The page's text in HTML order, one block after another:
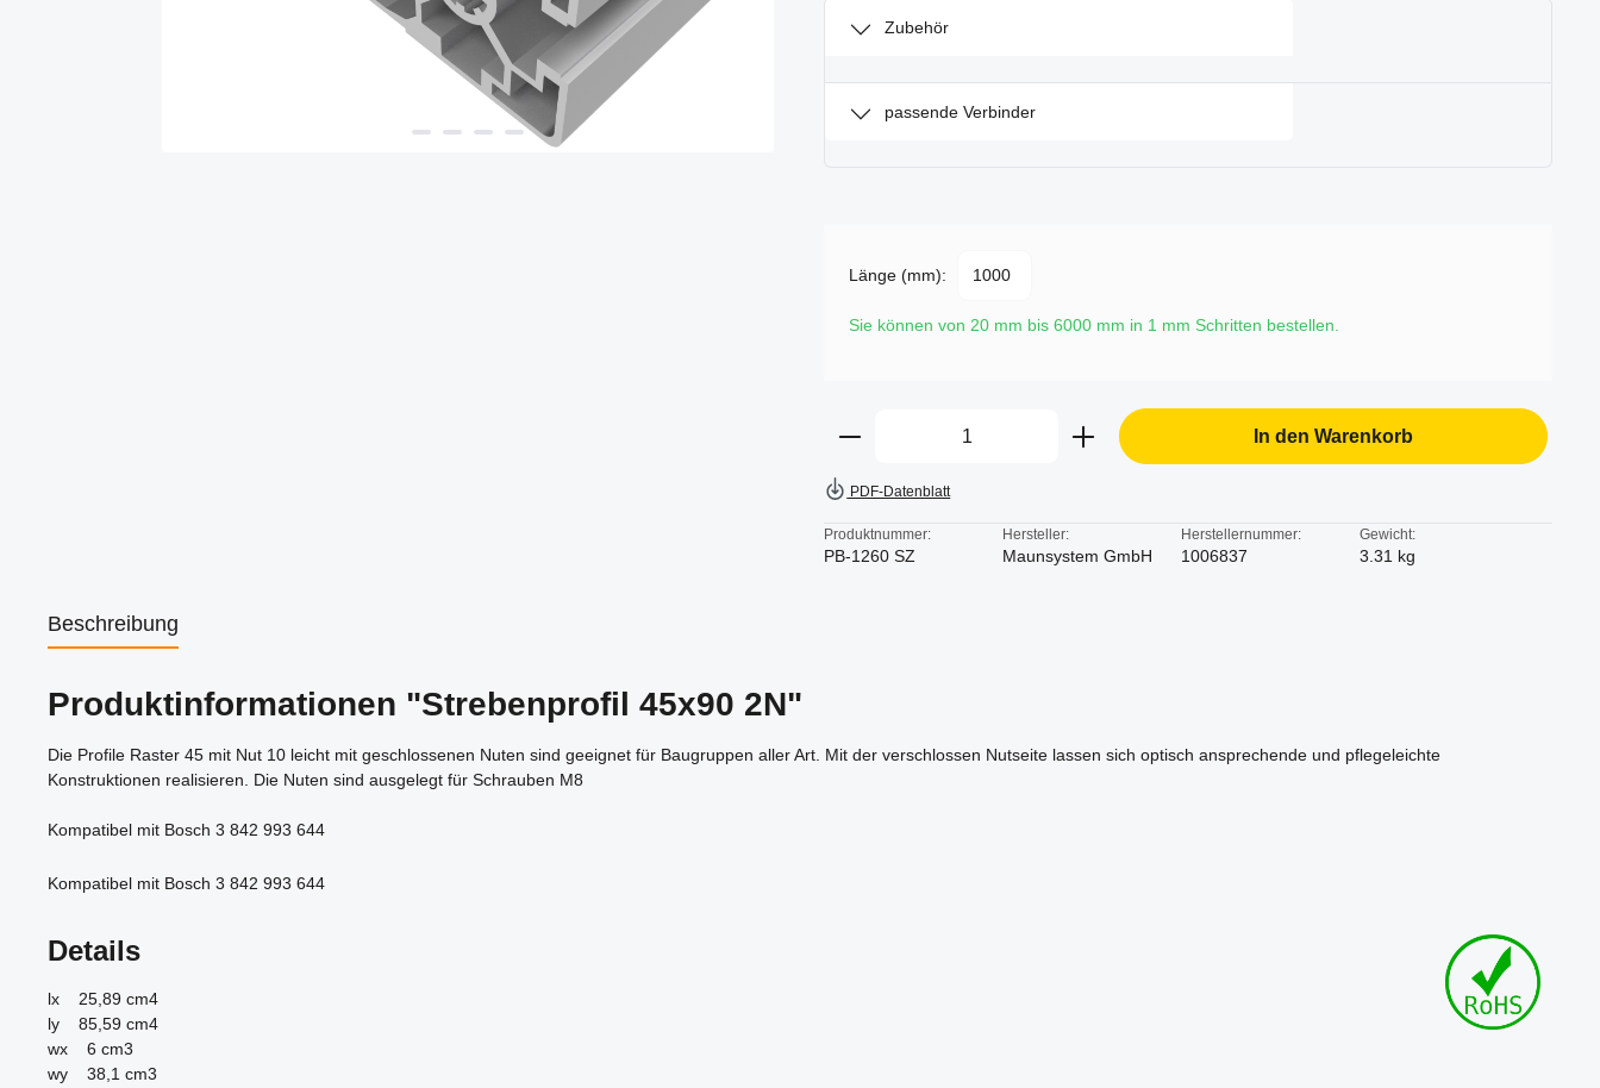
Zubehör
passende Verbinder
Länge (mm):
Sie können von 20 mm bis 6000 mm in 1 mm Schritten bestellen.
Produkt Anzahl: Gib den gewünschten Wert ein oder
In den Warenkorb
PDF-Datenblatt
Produktnummer:
PB-1260 SZ
Hersteller:
Maunsystem GmbH
Herstellernummer:
1006837
Gewicht:
3.31 kg
Beschreibung
Produktinformationen "Strebenprofil 45x90 2N"
Die Profile Raster 45 mit Nut 10 leicht mit geschlossenen Nuten sind geeignet für Baugruppen aller Art. Mit der verschlossen Nutseite lassen sich optisch ansprechende und pflegeleichte
Konstruktionen realisieren. Die Nuten sind ausgelegt für Schrauben M8
Kompatibel mit Bosch 3 842 993 644
Kompatibel mit Bosch 3 842 993 644
Details
lx 25,89 cm4
ly 85,59 cm4
wx 6 cm3
wy 38,1 cm3